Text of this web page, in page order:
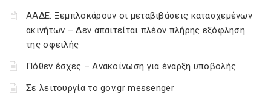
ΑΑΔΕ: Ξεμπλοκάρουν οι μεταβιβάσεις κατασχεμένων
ακινήτων – Δεν απαιτείται πλέον πλήρης εξόφληση
της οφειλής
Πόθεν έσχες – Ανακοίνωση για έναρξη υποβολής
Σε λειτουργία το gov.gr messenger